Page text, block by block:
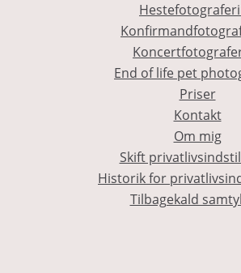
End of life pet
Priser
Kontakt
Om mig
Skift
Historik for
Tilbagekald